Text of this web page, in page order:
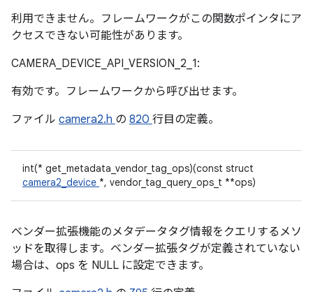
利用できません。フレームワークがこの関数ポインタにア
クセスできない可能性があります。
CAMERA_DEVICE_API_VERSION_2_1:
有効です。フレームワークから呼び出せます。
ファイル camera2.h の 820 行目の定義。
int(* get_metadata_vendor_tag_ops)(const struct
camera2_device *, vendor_tag_query_ops_t **ops)
ベンダー拡張機能のメタデータタグ情報をクエリするメソ
ッドを取得します。ベンダー拡張タグが定義されていない
場合は、ops を NULL に設定できます。